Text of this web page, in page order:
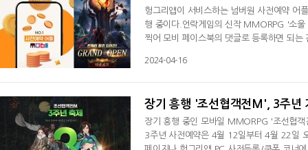
헝그리앱이 서비스하는 넘버원 사전예약 어
행 중이다.언락게임의 신작 MMORPG '소
찍어 모비 페이스북의 댓글로 등록하면 되
자들에게 100 MCP(모비코인 포인트)를 증
2024-04-16
장기 흥행 '조선협객전M', 3주년
장기 흥행 중인 모바일 MMORPG '조선협
3주년 사전예약은 4월 12일부터 4월 22일